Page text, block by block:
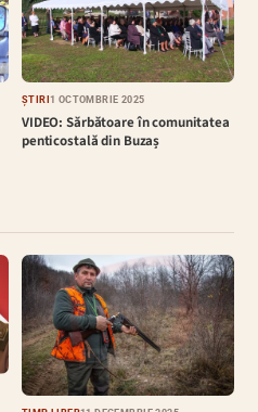
ȘTIRI1 OCTOMBRIE 2025
VIDEO: Sărbătoare în comunitatea
penticostală din Buzaș